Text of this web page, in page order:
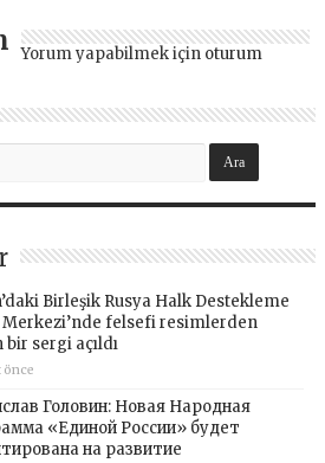
Yorum yapabilmek için oturum
Birleşik Rusya Halk Destekleme
Merkezi’nde felsefi resimlerden
bir sergi açıldı
önce
Головин: Новая Народная
«Единой России» будет
на развитие